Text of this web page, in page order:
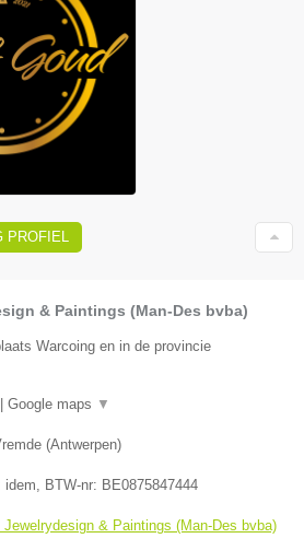
PROFIEL
& Paintings (Man-Des bvba)
Warcoing en in de provincie
| Google maps ▼
(Antwerpen)
idem , BTW-nr: BE0875847444
Jewelrydesign & Paintings (Man-Des bvba)